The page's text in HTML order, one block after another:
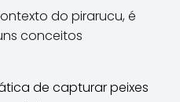
do pirarucu, é
conceitos
de capturar peixes